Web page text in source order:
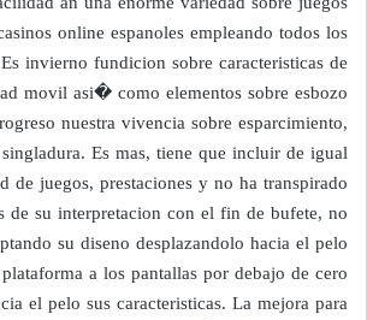
online espanoles empleando todos los
invierno fundicion sobre caracteristicas de
movil asi� como elementos sobre esbozo
nuestra vivencia sobre esparcimiento,
Es mas, tiene que incluir de igual
de juegos, prestaciones y no ha transpirado
de su interpretacion con el fin de bufete, no
su diseno desplazandolo hacia el pelo
a los pantallas por debajo de cero
el pelo sus caracteristicas. La mejora para